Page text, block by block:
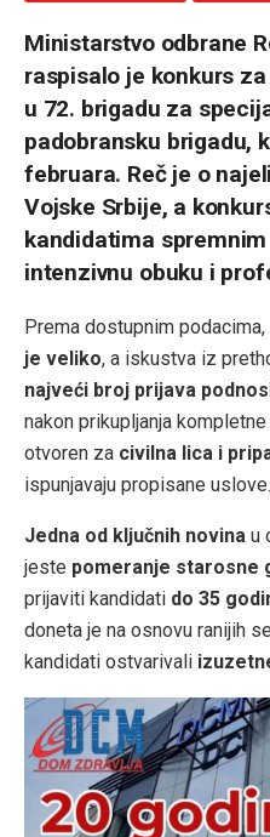
Ministarstvo odbrane
raspisalo je konkurs
u 72. brigadu za
padobransku brigadu,
februara. Reč je o
Vojske Srbije, a
kandidatima
intenzivnu obuku i
Prema dostupnim podacima,
je veliko, a iskustva iz
najveći broj prijava
nakon prikupljanja
otvoren za civilna lica i
ispunjavaju propisane uslove.
Jedna od ključnih novina u
jeste pomeranje starosne
prijaviti kandidati do 35
doneta je na osnovu ranijih
kandidati ostvarivali